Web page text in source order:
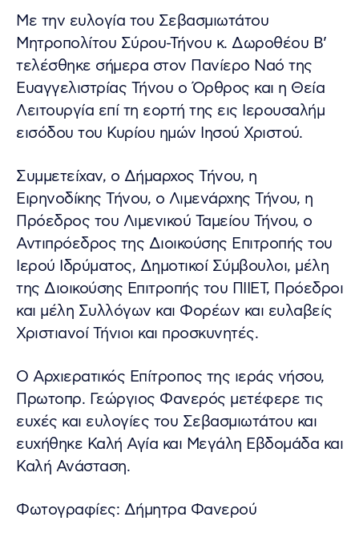
Με την ευλογία του Σεβασμιωτάτου
Μητροπολίτου Σύρου-Τήνου κ. Δωροθέου Β’
τελέσθηκε σήμερα στον Πανίερο Ναό της
Ευαγγελιστρίας Τήνου ο Όρθρος και η Θεία
Λειτουργία επί τη εορτή της εις Ιερουσαλήμ
εισόδου του Κυρίου ημών Ιησού Χριστού.
Συμμετείχαν, ο Δήμαρχος Τήνου, η
Ειρηνοδίκης Τήνου, ο Λιμενάρχης Τήνου, η
Πρόεδρος του Λιμενικού Ταμείου Τήνου, ο
Αντιπρόεδρος της Διοικούσης Επιτροπής του
Ιερού Ιδρύματος, Δημοτικοί Σύμβουλοι, μέλη
της Διοικούσης Επιτροπής του ΠΙΙΕΤ, Πρόεδροι
και μέλη Συλλόγων και Φορέων και ευλαβείς
Χριστιανοί Τήνιοι και προσκυνητές.
Ο Αρχιερατικός Επίτροπος της ιεράς νήσου,
Πρωτοπρ. Γεώργιος Φανερός μετέφερε τις
ευχές και ευλογίες του Σεβασμιωτάτου και
ευχήθηκε Καλή Αγία και Μεγάλη Εβδομάδα και
Καλή Ανάσταση.
Φωτογραφίες: Δήμητρα Φανερού